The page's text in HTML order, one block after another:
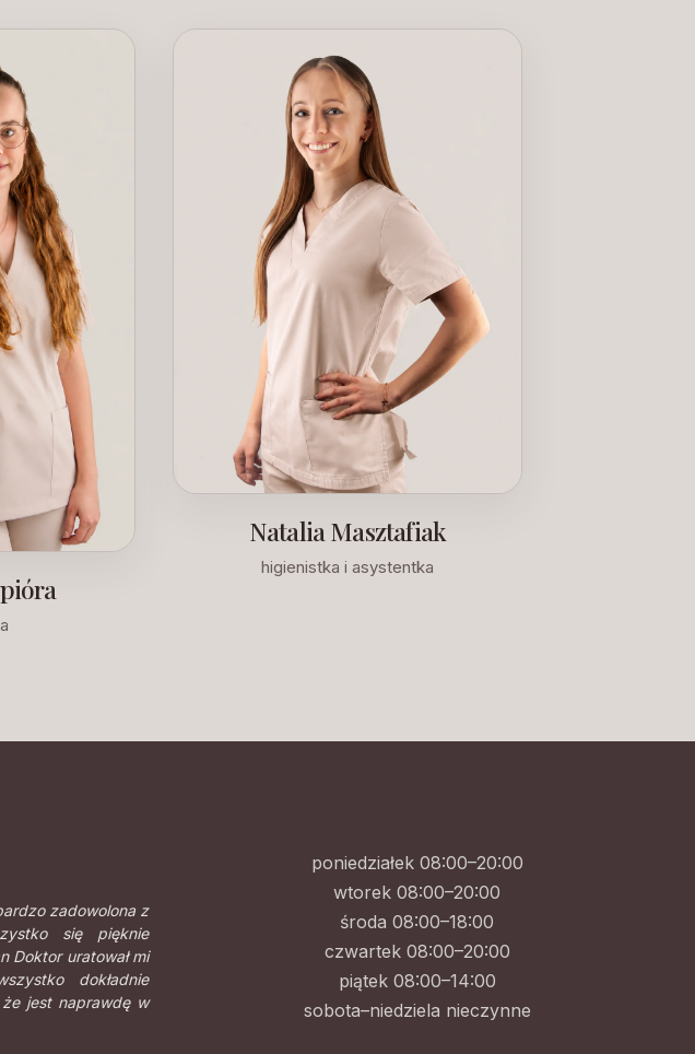
Natalia Masztafiak
higienistka i asystentka
zadowolona z
się pięknie
Doktor uratował mi
dokładnie
że jest naprawdę w
poniedziałek 08:00–20:00
wtorek 08:00–20:00
środa 08:00–18:00
czwartek 08:00–20:00
piątek 08:00–14:00
sobota–niedziela nieczynne